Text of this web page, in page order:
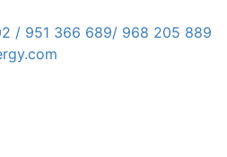
/ 951 366 689/ 968 205 889